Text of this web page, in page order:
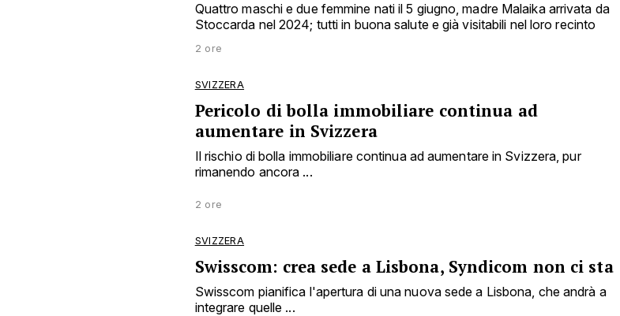
Quattro maschi e due femmine nati il 5 giugno, madre Malaika arrivata da
Stoccarda nel 2024; tutti in buona salute e già visitabili nel loro recinto
2 ore
SVIZZERA
Pericolo di bolla immobiliare continua ad
aumentare in Svizzera
Il rischio di bolla immobiliare continua ad aumentare in Svizzera, pur
rimanendo ancora ...
2 ore
SVIZZERA
Swisscom: crea sede a Lisbona, Syndicom non ci sta
Swisscom pianifica l'apertura di una nuova sede a Lisbona, che andrà a
integrare quelle ...